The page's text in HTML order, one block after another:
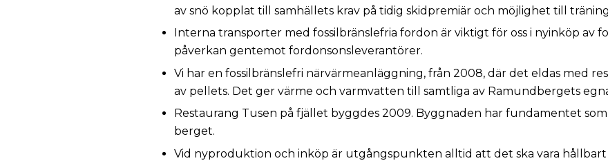
av snö kopplat till samhällets krav på tidig skidpremiär och möjlighet till
Interna transporter med fossilbränslefria fordon är viktigt för oss i nyinköp av
påverkan gentemot fordonsonsleverantörer.
Vi har en fossilbränslefri närvärmeanläggning, från 2008, där det eldas med
av pellets. Det ger värme och varmvatten till samtliga av Ramundbergets
Restaurang Tusen på fjället byggdes 2009. Byggnaden har fundamentet
berget.
Vid nyproduktion och inköp är utgångspunkten alltid att det ska vara